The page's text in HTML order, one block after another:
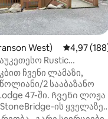
West) საშუალო
4,97
Rustic
ჩვენი ლამაზი,
2 სააბაზანო
ში. Ჩვენი ლოჟა
ის ყველაზე